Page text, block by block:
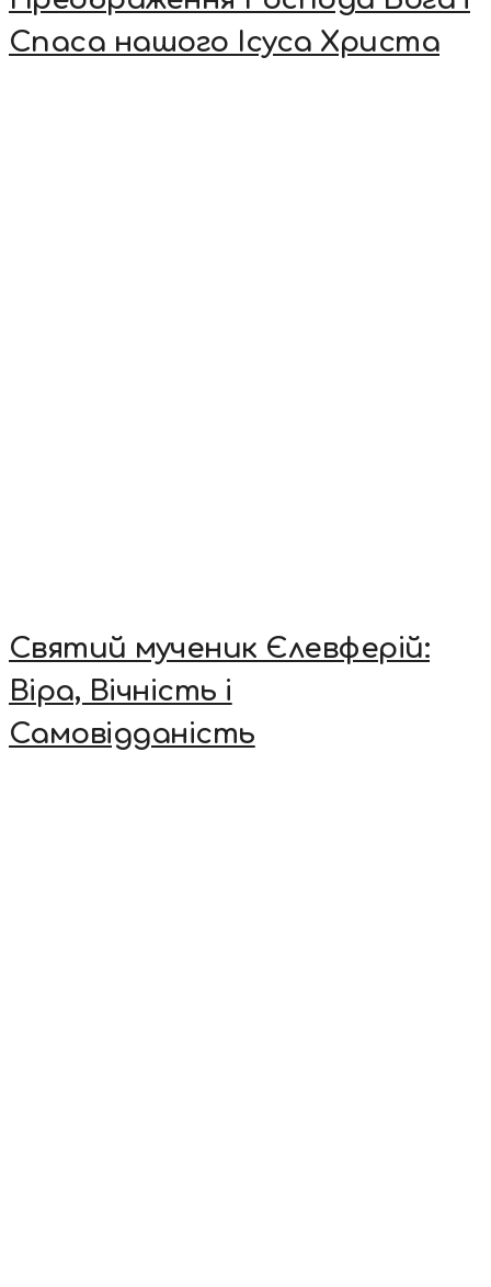
Спаса нашого Ісуса Христа
Святий мученик Єлевферій:
Віра, Вічність і
Самовідданість